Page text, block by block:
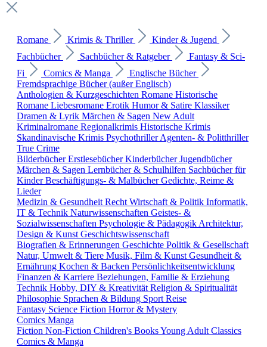
Romane Krimis & Thriller
Kinder & Jugend
Fachbücher
Sachbücher & Ratgeber
Fantasy & Sci-
Fi
Comics & Manga
Englische Bücher
Fremdsprachige Bücher (außer Englisch)
Anthologien & Kurzgeschichten Romane Historische
Romane Liebesromane Erotik Humor & Satire Klassiker
Dramen & Lyrik Märchen & Sagen New Adult
Kriminalromane Regionalkrimis Historische Krimis
Skandinavische Krimis PsychothrillerAgenten- & Politthriller
True Crime
BilderbücherErstlesebücherKinderbücherJugendbücher
Märchen & Sagen Lernbücher & Schulhilfen Sachbücher für
KinderBeschäftigungs- & MalbücherGedichte, Reime &
Lieder
Medizin & Gesundheit Recht Wirtschaft & Politik Informatik,
IT & Technik Naturwissenschaften Geistes- &
Sozialwissenschaften Psychologie & Pädagogik Architektur,
Design & Kunst Geschichtswissenschaft
Biografien & Erinnerungen Geschichte Politik & Gesellschaft
Natur, Umwelt & Tiere Musik, Film & Kunst Gesundheit &
Ernährung Kochen & Backen Persönlichkeitsentwicklung
Finanzen & Karriere Beziehungen, Familie & Erziehung
Technik Hobby, DIY & Kreativität Religion & Spiritualität
Philosophie Sprachen & Bildung Sport Reise
Fantasy Science Fiction Horror & Mystery
Comics Manga
Fiction Non-Fiction Children's BooksYoung Adult Classics
Comics & Manga